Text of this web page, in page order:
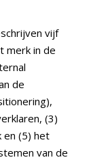
vijf
merk in de
de
(3)
en (5) het
van de